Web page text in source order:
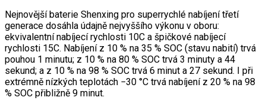
Nejnovější baterie Shenxing pro superrychlé nabíjení třetí
generace dosáhla údajně nejvyššího výkonu v oboru:
ekvivalentní nabíjecí rychlosti 10C a špičkové nabíjecí
rychlosti 15C. Nabíjení z 10 % na 35 % SOC (stavu nabití) trvá
pouhou 1 minutu; z 10 % na 80 % SOC trvá 3 minuty a 44
sekund; a z 10 % na 98 % SOC trvá 6 minut a 27 sekund. I při
extrémně nízkých teplotách −30 °C trvá nabíjení z 20 % na 98
% SOC přibližně 9 minut.